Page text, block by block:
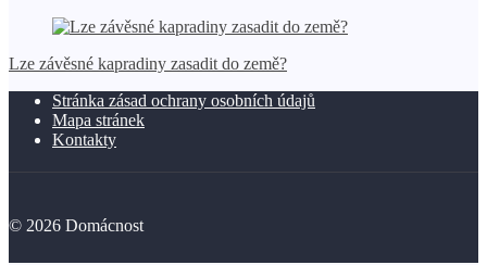
Lze závěsné kapradiny zasadit do země?
Stránka zásad ochrany osobních údajů
Mapa stránek
Kontakty
© 2026 Domácnost